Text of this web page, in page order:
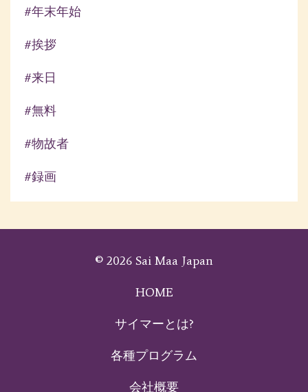
#年末年始
#挨拶
#来日
#無料
#物故者
#録画
© 2026 Sai Maa Japan
HOME
サイマーとは?
各種プログラム
会社概要